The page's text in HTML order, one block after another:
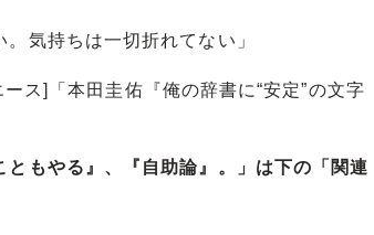
気持ちは一切折れてない」
ス]「本田圭佑『俺の辞書に“安定”の文字
もやる』、『自助論』。」は下の「関連